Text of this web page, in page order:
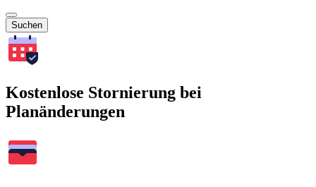
Suchen
Kostenlose Stornierung bei
Planänderungen